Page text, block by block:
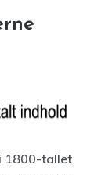
1800-tallet